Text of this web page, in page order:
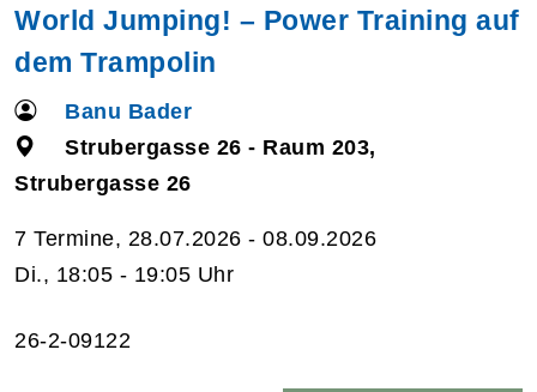
World Jumping! – Power Training auf
dem Trampolin
Banu Bader
Strubergasse 26 - Raum 203,
Strubergasse 26
7 Termine, 28.07.2026 - 08.09.2026
Di., 18:05 - 19:05 Uhr
26-2-09122